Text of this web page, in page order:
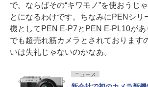
で。ならばその“キワモノ”を使おうじ
とになるわけです。ちなみにPENシリ
機としてPEN E-P7とPEN E-PL10が
でも超売れ筋カメラとされております
いは失礼じゃないのかなあ。
ニュース